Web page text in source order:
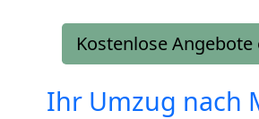
Kostenlose
Ihr Umzug nach